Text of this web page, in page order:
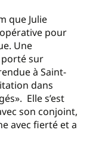
que Julie
pour
Une
sur
à Saint-
dans
Elle s’est
son conjoint,
avec fierté et a